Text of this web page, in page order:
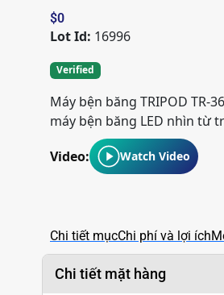
$0
Lot Id: 16996
Verified
Máy bện băng TRIPOD TR-
máy bện băng LED nhìn từ
Video:
Watch Video
Chi tiết mụcChi phí và lợi ích
Chi tiết mặt hàng